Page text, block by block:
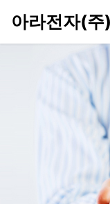
아라전자(주)